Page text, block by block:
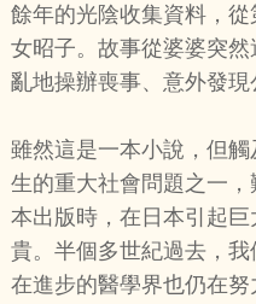
餘年的光陰收集資料，
女昭子。故事從婆婆突
亂地操辦喪事、意外發現
雖然這是一本小說，但
生的重大社會問題之一
本出版時，在日本引起
貴。半個多世紀過去，
在進步的醫學界也仍在